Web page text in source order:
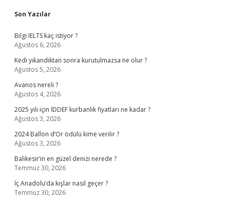
Sidebar
Son Yazılar
Bilgi IELTS kaç istiyor ?
Ağustos 6, 2026
Kedi yıkandıktan sonra kurutulmazsa ne olur ?
Ağustos 5, 2026
Avanos nereli ?
Ağustos 4, 2026
2025 yılı için İDDEF kurbanlık fiyatları ne kadar ?
Ağustos 3, 2026
2024 Ballon d’Or ödülü kime verilir ?
Ağustos 3, 2026
Balıkesir’in en güzel denizi nerede ?
Temmuz 30, 2026
İç Anadolu’da kışlar nasıl geçer ?
Temmuz 30, 2026